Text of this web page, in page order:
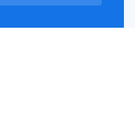
الالكتروني